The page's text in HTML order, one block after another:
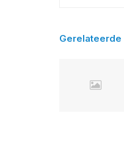
Gerelateerde